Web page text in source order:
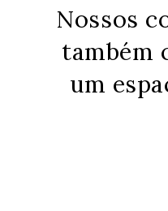
Nossos
também
um